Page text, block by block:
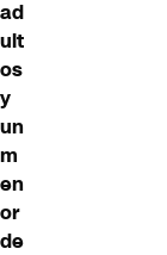
ad
ult
os
y
un
m
en
or
de